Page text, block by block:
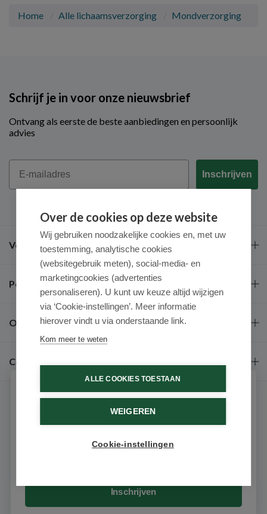
Filters
Home Alle lichaamsverzorging Mondverzorging
Schrijf je in voor onze nieuwsbrief
Ontvang als eerste de beste aanbiedingen en persoonlijk
advies
Email
Inschrijven
Veel gestelde vragen
Populaire merken
Over ons
Contact
9.6 / 10 (531 beoordelingen)
Over de cookies op deze website
Wij gebruiken noodzakelijke cookies en, met uw
toestemming, analytische cookies
(websitegebruik meten), social-media- en
marketingcookies (advertenties
personaliseren). U kunt uw keuze altijd wijzigen
via ‘Cookie-instellingen’. Meer informatie
hierover vindt u via onderstaande link.
Kom meer te weten
ALLE COOKIES TOESTAAN
WEIGEREN
Cookie-instellingen
Schrijf je in voor onze nieuwsbrief
Ontvang als eerste de beste aanbiedingen en persoonlijk
advies
Inschrijven